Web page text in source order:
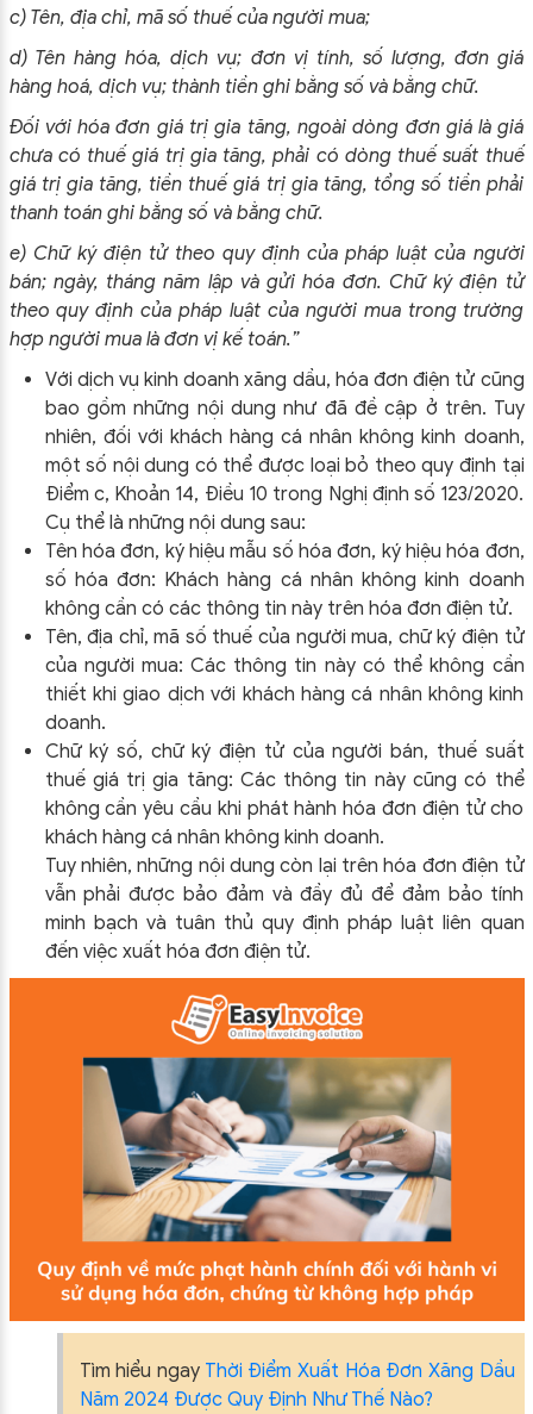
c) Tên, địa chỉ, mã số thuế của người mua;
d) Tên hàng hóa, dịch vụ; đơn vị tính, số lượng, đơn giá
hàng hoá, dịch vụ; thành tiền ghi bằng số và bằng chữ.
Đối với hóa đơn giá trị gia tăng, ngoài dòng đơn giá là giá
chưa có thuế giá trị gia tăng, phải có dòng thuế suất thuế
giá trị gia tăng, tiền thuế giá trị gia tăng, tổng số tiền phải
thanh toán ghi bằng số và bằng chữ.
e) Chữ ký điện tử theo quy định của pháp luật của người
bán; ngày, tháng năm lập và gửi hóa đơn. Chữ ký điện tử
theo quy định của pháp luật của người mua trong trường
hợp người mua là đơn vị kế toán.”
Với dịch vụ kinh doanh xăng dầu, hóa đơn điện tử cũng
bao gồm những nội dung như đã đề cập ở trên. Tuy
nhiên, đối với khách hàng cá nhân không kinh doanh,
một số nội dung có thể được loại bỏ theo quy định tại
Điểm c, Khoản 14, Điều 10 trong Nghị định số 123/2020.
Cụ thể là những nội dung sau:
Tên hóa đơn, ký hiệu mẫu số hóa đơn, ký hiệu hóa đơn,
số hóa đơn: Khách hàng cá nhân không kinh doanh
không cần có các thông tin này trên hóa đơn điện tử.
Tên, địa chỉ, mã số thuế của người mua, chữ ký điện tử
của người mua: Các thông tin này có thể không cần
thiết khi giao dịch với khách hàng cá nhân không kinh
doanh.
Chữ ký số, chữ ký điện tử của người bán, thuế suất
thuế giá trị gia tăng: Các thông tin này cũng có thể
không cần yêu cầu khi phát hành hóa đơn điện tử cho
khách hàng cá nhân không kinh doanh.
Tuy nhiên, những nội dung còn lại trên hóa đơn điện tử
vẫn phải được bảo đảm và đầy đủ để đảm bảo tính
minh bạch và tuân thủ quy định pháp luật liên quan
đến việc xuất hóa đơn điện tử.
Tìm hiểu ngay Thời Điểm Xuất Hóa Đơn Xăng Dầu
Năm 2024 Được Quy Định Như Thế Nào?